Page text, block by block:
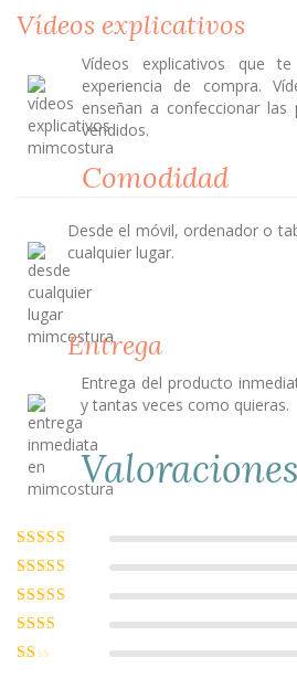
Vídeos explicativos
Vídeos explicativos que
experiencia de compra.
enseñan a confeccionar
vendidos.
Comodidad
Desde el móvil, ordenador o
cualquier lugar.
Entrega
Entrega del producto
y tantas veces como quieras.
Valoraciones
Valorado con
5de 5
Valorado
con4 de 5
Valorado
con3de
5
Valorado
con2